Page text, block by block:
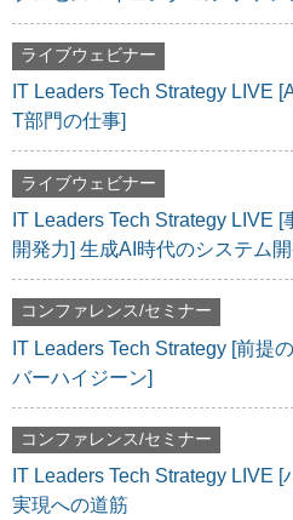
ライブウェビナー
IT Leaders Tech Strategy LIVE
T部門の仕事]
ライブウェビナー
IT Leaders Tech Strategy LIVE
開発力] 生成AI時代のシステム開
コンファレンス/セミナー
IT Leaders Tech Strategy [前提
バーハイジーン]
コンファレンス/セミナー
IT Leaders Tech Strategy LIVE
実現への道筋